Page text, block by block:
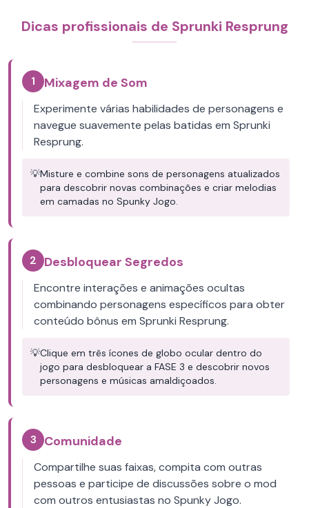
Dicas profissionais de Sprunki Resprung
1 Mixagem de Som
Experimente várias habilidades de personagens e
navegue suavemente pelas batidas em Sprunki
Resprung.
💡Misture e combine sons de personagens atualizados
para descobrir novas combinações e criar melodias
em camadas no Spunky Jogo.
2 Desbloquear Segredos
Encontre interações e animações ocultas
combinando personagens específicos para obter
conteúdo bônus em Sprunki Resprung.
💡Clique em três ícones de globo ocular dentro do
jogo para desbloquear a FASE 3 e descobrir novos
personagens e músicas amaldiçoados.
3 Comunidade
Compartilhe suas faixas, compita com outras
pessoas e participe de discussões sobre o mod
com outros entusiastas no Spunky Jogo.